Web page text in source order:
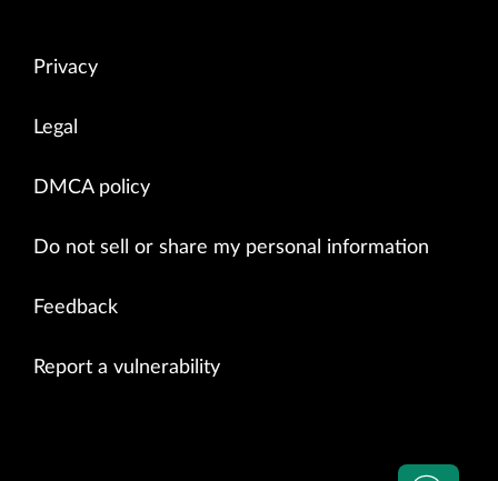
Privacy
Legal
DMCA policy
Do not sell or share my personal information
Feedback
Report a vulnerability